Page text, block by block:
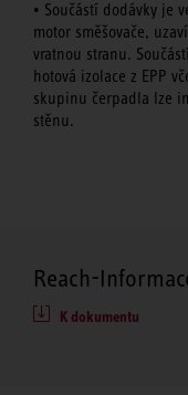
• Součástí dodávky je
motor směšovače,
vratnou stranu.
hotová izolace z EPP
skupinu čerpadla lze
stěnu.
Reach-
K dokumentu